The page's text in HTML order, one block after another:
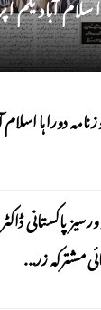
دوراہا اسلام آباد 30
پاکستانی
مشترکہ زر...